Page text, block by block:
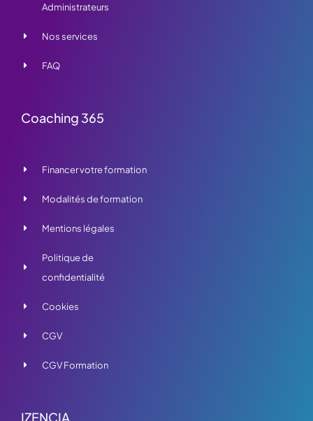
Administrateurs
Nos services
FAQ
Coaching 365
Financer votre formation
Modalités de formation
Mentions légales
Politique de
confidentialité
Cookies
CGV
CGV Formation
IZENCIA